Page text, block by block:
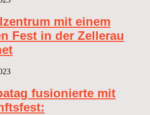
mit einem
Fest in der Zellerau
fusionierte mit